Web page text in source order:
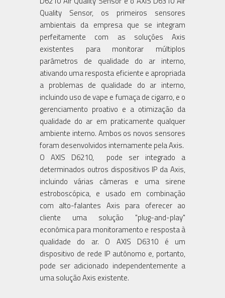
Quality Sensor, os primeiros sensores
ambientais da empresa que se integram
perfeitamente com as soluções Axis
existentes para monitorar múltiplos
parâmetros de qualidade do ar interno,
ativando uma resposta eficiente e apropriada
a problemas de qualidade do ar interno,
incluindo uso de vape e fumaça de cigarro, e o
gerenciamento proativo e a otimização da
qualidade do ar em praticamente qualquer
ambiente interno. Ambos os novos sensores
foram desenvolvidos internamente pela Axis.
O AXIS D6210, pode ser integrado a
determinados outros dispositivos IP da Axis,
incluindo várias câmeras e uma sirene
estroboscópica, e usado em combinação
com alto-falantes Axis para oferecer ao
cliente uma solução "plug-and-play"
econômica para monitoramento e resposta à
qualidade do ar. O AXIS D6310 é um
dispositivo de rede IP autônomo e, portanto,
pode ser adicionado independentemente a
uma solução Axis existente.